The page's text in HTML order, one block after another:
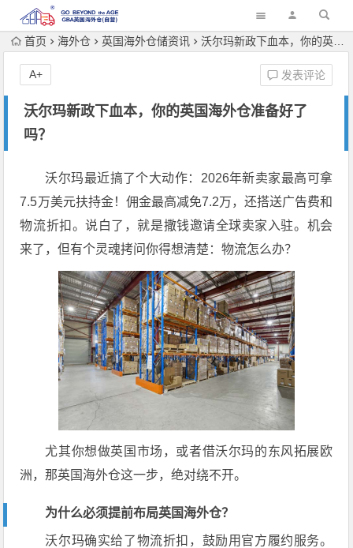
首页 海外仓 英国海外仓储资讯 沃尔玛新政下血本，你的英国海外仓准备好了吗？
沃尔玛新政下血本，你的英国海外仓准备好了
吗？
发表评论
A+
沃尔玛最近搞了个大动作：2026年新卖家最高可拿
7.5万美元扶持金！佣金最高减免7.2万，还搭送广告费和
物流折扣。说白了，就是撒钱邀请全球卖家入驻。机会
来了，但有个灵魂拷问你得想清楚：物流怎么办？
尤其你想做英国市场，或者借沃尔玛的东风拓展欧
洲，那英国海外仓这一步，绝对绕不开。
为什么必须提前布局英国海外仓？
沃尔玛确实给了物流折扣，鼓励用官方履约服务。